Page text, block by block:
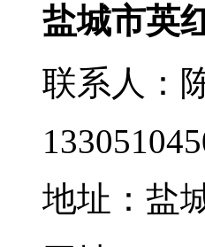
盐城市英
联系人：
地址：盐